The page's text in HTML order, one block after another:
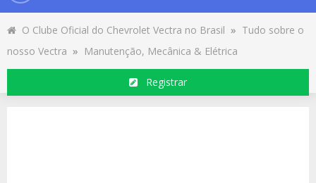
navigation
O Clube Oficial do Chevrolet Vectra no Brasil » Tudo sobre o
nosso Vectra » Manutenção, Mecânica & Elétrica
Registrar